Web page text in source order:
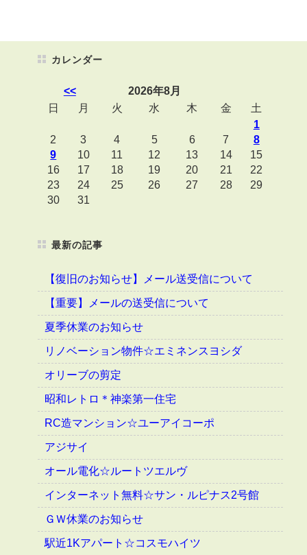
カレンダー
<<
2026年8月
日
月 火 水 木 金
土
1
2
3 4 5 6 7
8
9
10 11 12 13 14
15
16
17 18 19 20 21
22
23
24 25 26 27 28
29
30
31
最新の記事
【復旧のお知らせ】メール送受信について
【重要】メールの送受信について
夏季休業のお知らせ
リノベーション物件☆エミネンスヨシダ
オリーブの剪定
昭和レトロ＊神楽第一住宅
RC造マンション☆ユーアイコーポ
アジサイ
オール電化☆ルートツエルヴ
インターネット無料☆サン・ルピナス2号館
ＧＷ休業のお知らせ
駅近1Kアパート☆コスモハイツ